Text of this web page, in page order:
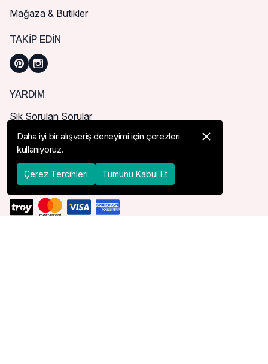
Mağaza & Butikler
TAKIP EDIN
YARDIM
Sık Sorulan Sorular
Nasıl Sipariş Verebilirim?
Kargo ve Teslimat
İade, İptal ve Değişim
Daha iyi bir alışveriş deneyimi için çerezleri
kullanıyoruz.
Çerez Tercihleri Tümünü Kabul Et